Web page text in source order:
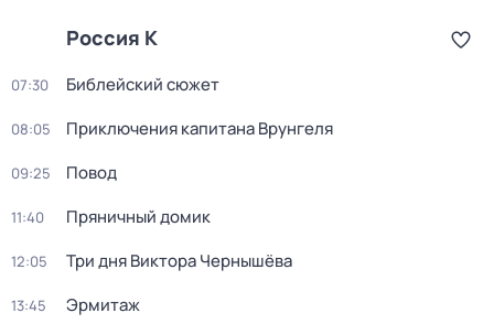
Россия К
07:30 Библейский сюжет
08:05 Приключения капитана Врунгеля
09:25 Повод
11:40 Пряничный домик
12:05 Три дня Виктора Чернышёва
13:45 Эрмитаж